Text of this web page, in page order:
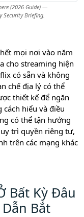
(2026 Guide) —
Security Briefing.
mọi nơi vào năm
cho streaming hiện
có sẵn và không
chế địa lý có thể
thiết kế để ngăn
hiểu và điều
có thể tận hưởng
trì quyền riêng tư,
trên các mạng khác
Bất Kỳ Đâu
Bắt